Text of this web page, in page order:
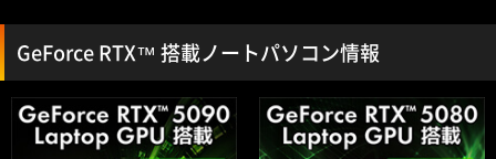
GeForce RTX™ 搭載ノートパソコン情報